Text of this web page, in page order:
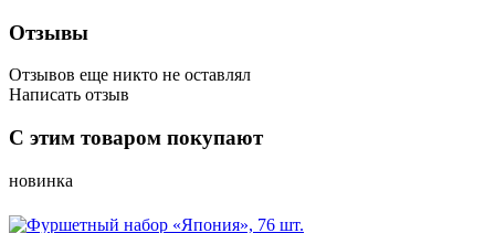
Отзывы
Отзывов еще никто не оставлял
Написать отзыв
С этим товаром покупают
новинка